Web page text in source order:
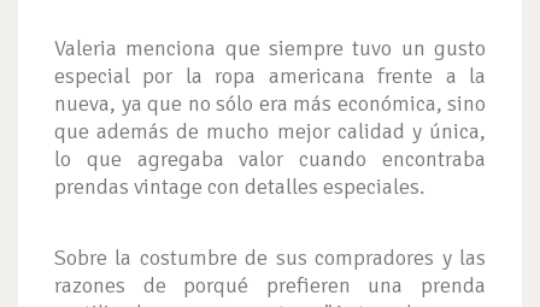
Valeria menciona que siempre tuvo un gusto
especial por la ropa americana frente a la
nueva, ya que no sólo era más económica, sino
que además de mucho mejor calidad y única,
lo que agregaba valor cuando encontraba
prendas vintage con detalles especiales.
Sobre la costumbre de sus compradores y las
razones de porqué prefieren una prenda